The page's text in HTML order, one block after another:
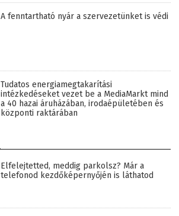
A fenntartható nyár a szervezetünket is védi
Tudatos energiamegtakarítási
intézkedéseket vezet be a MediaMarkt mind
a 40 hazai áruházában, irodaépületében és
központi raktárában
Elfelejtetted, meddig parkolsz? Már a
telefonod kezdőképernyőjén is láthatod